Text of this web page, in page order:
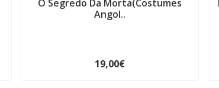
O Segredo Da Morta(Costumes
Angol..
19,00€